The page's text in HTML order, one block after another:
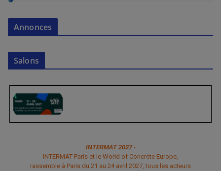
Annonces
Salons
INTERMAT 2027-
INTERMAT Paris et le World of Concrete Europe,
rassemble à Paris du 21 au 24 avril 2027, tous les acteurs